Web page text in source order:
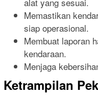
Memastikan
siap operasional.
Membuat laporan
kendaraan.
Menjaga
Ketrampilan